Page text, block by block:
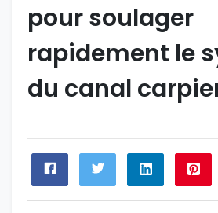
pour soulager
rapidement le
du canal